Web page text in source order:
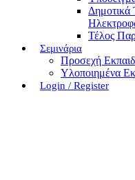
Δημοτικά
Τέλος
Σεμινάρια
Προσεχή
Υλοποιημένα
Login / Register